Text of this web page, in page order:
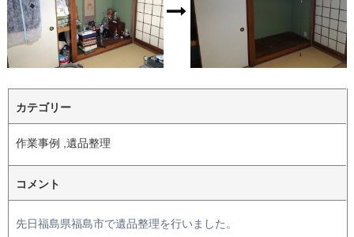
カテゴリー
作業事例 ,遺品整理
コメント
先日福島県福島市で遺品整理を行いました。